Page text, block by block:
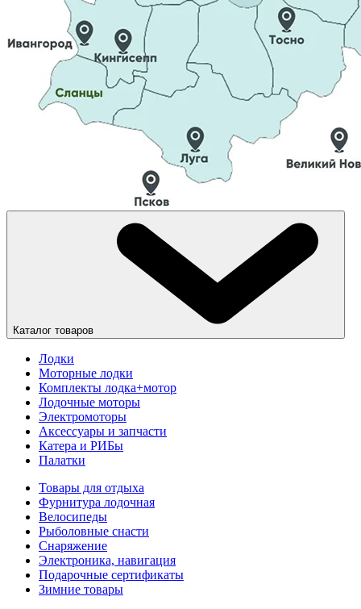
Каталог товаров
Лодки
Моторные лодки
Комплекты лодка+мотор
Лодочные моторы
Электромоторы
Аксессуары и запчасти
Катера и РИБы
Палатки
Товары для отдыха
Фурнитура лодочная
Велосипеды
Рыболовные снасти
Снаряжение
Электроника, навигация
Подарочные сертификаты
Зимние товары